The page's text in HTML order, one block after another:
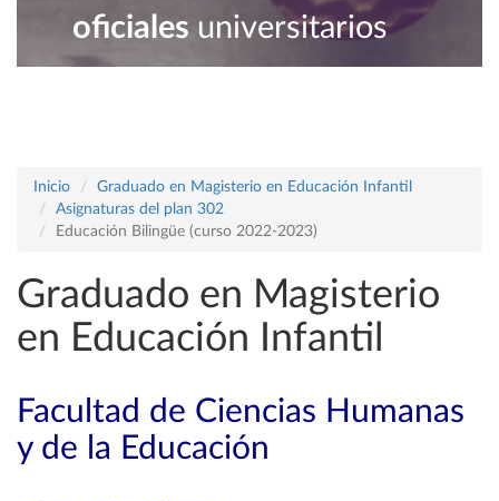
oficiales universitarios
Inicio
Graduado en Magisterio en Educación Infantil
Asignaturas del plan 302
Educación Bilingüe (curso 2022-2023)
Graduado en Magisterio
en Educación Infantil
Facultad de Ciencias Humanas
y de la Educación